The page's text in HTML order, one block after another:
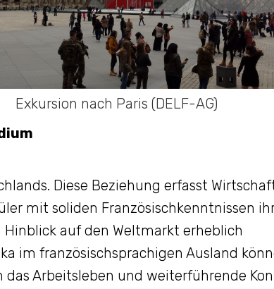
Exkursion nach Paris (DELF-AG)
Diese Beziehung erfasst
mit soliden Französischkenntnissen
auf den Weltmarkt erheblich
im französischsprachigen Ausland
das Arbeitsleben und weiterführende